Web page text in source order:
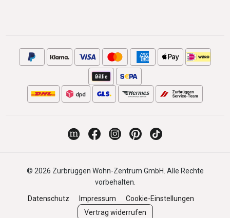
© 2026 Zurbrüggen Wohn-Zentrum GmbH. Alle Rechte
vorbehalten.
Datenschutz
Impressum
Cookie-Einstellungen
Vertrag widerrufen